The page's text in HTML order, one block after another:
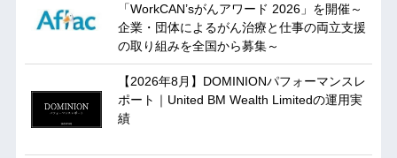
「WorkCAN’sがんアワード 2026」を開催～
企業・団体によるがん治療と仕事の両立支援
の取り組みを全国から募集～
【2026年8月】DOMINIONパフォーマンスレ
ポート｜United BM Wealth Limitedの運用実
績